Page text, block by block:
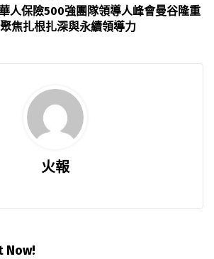
人保險500強團隊領導人峰會曼谷隆重
焦扎根扎深與永續領導力
火報
Now!